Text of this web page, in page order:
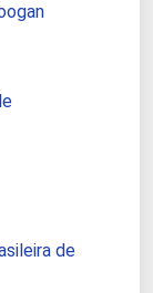
de